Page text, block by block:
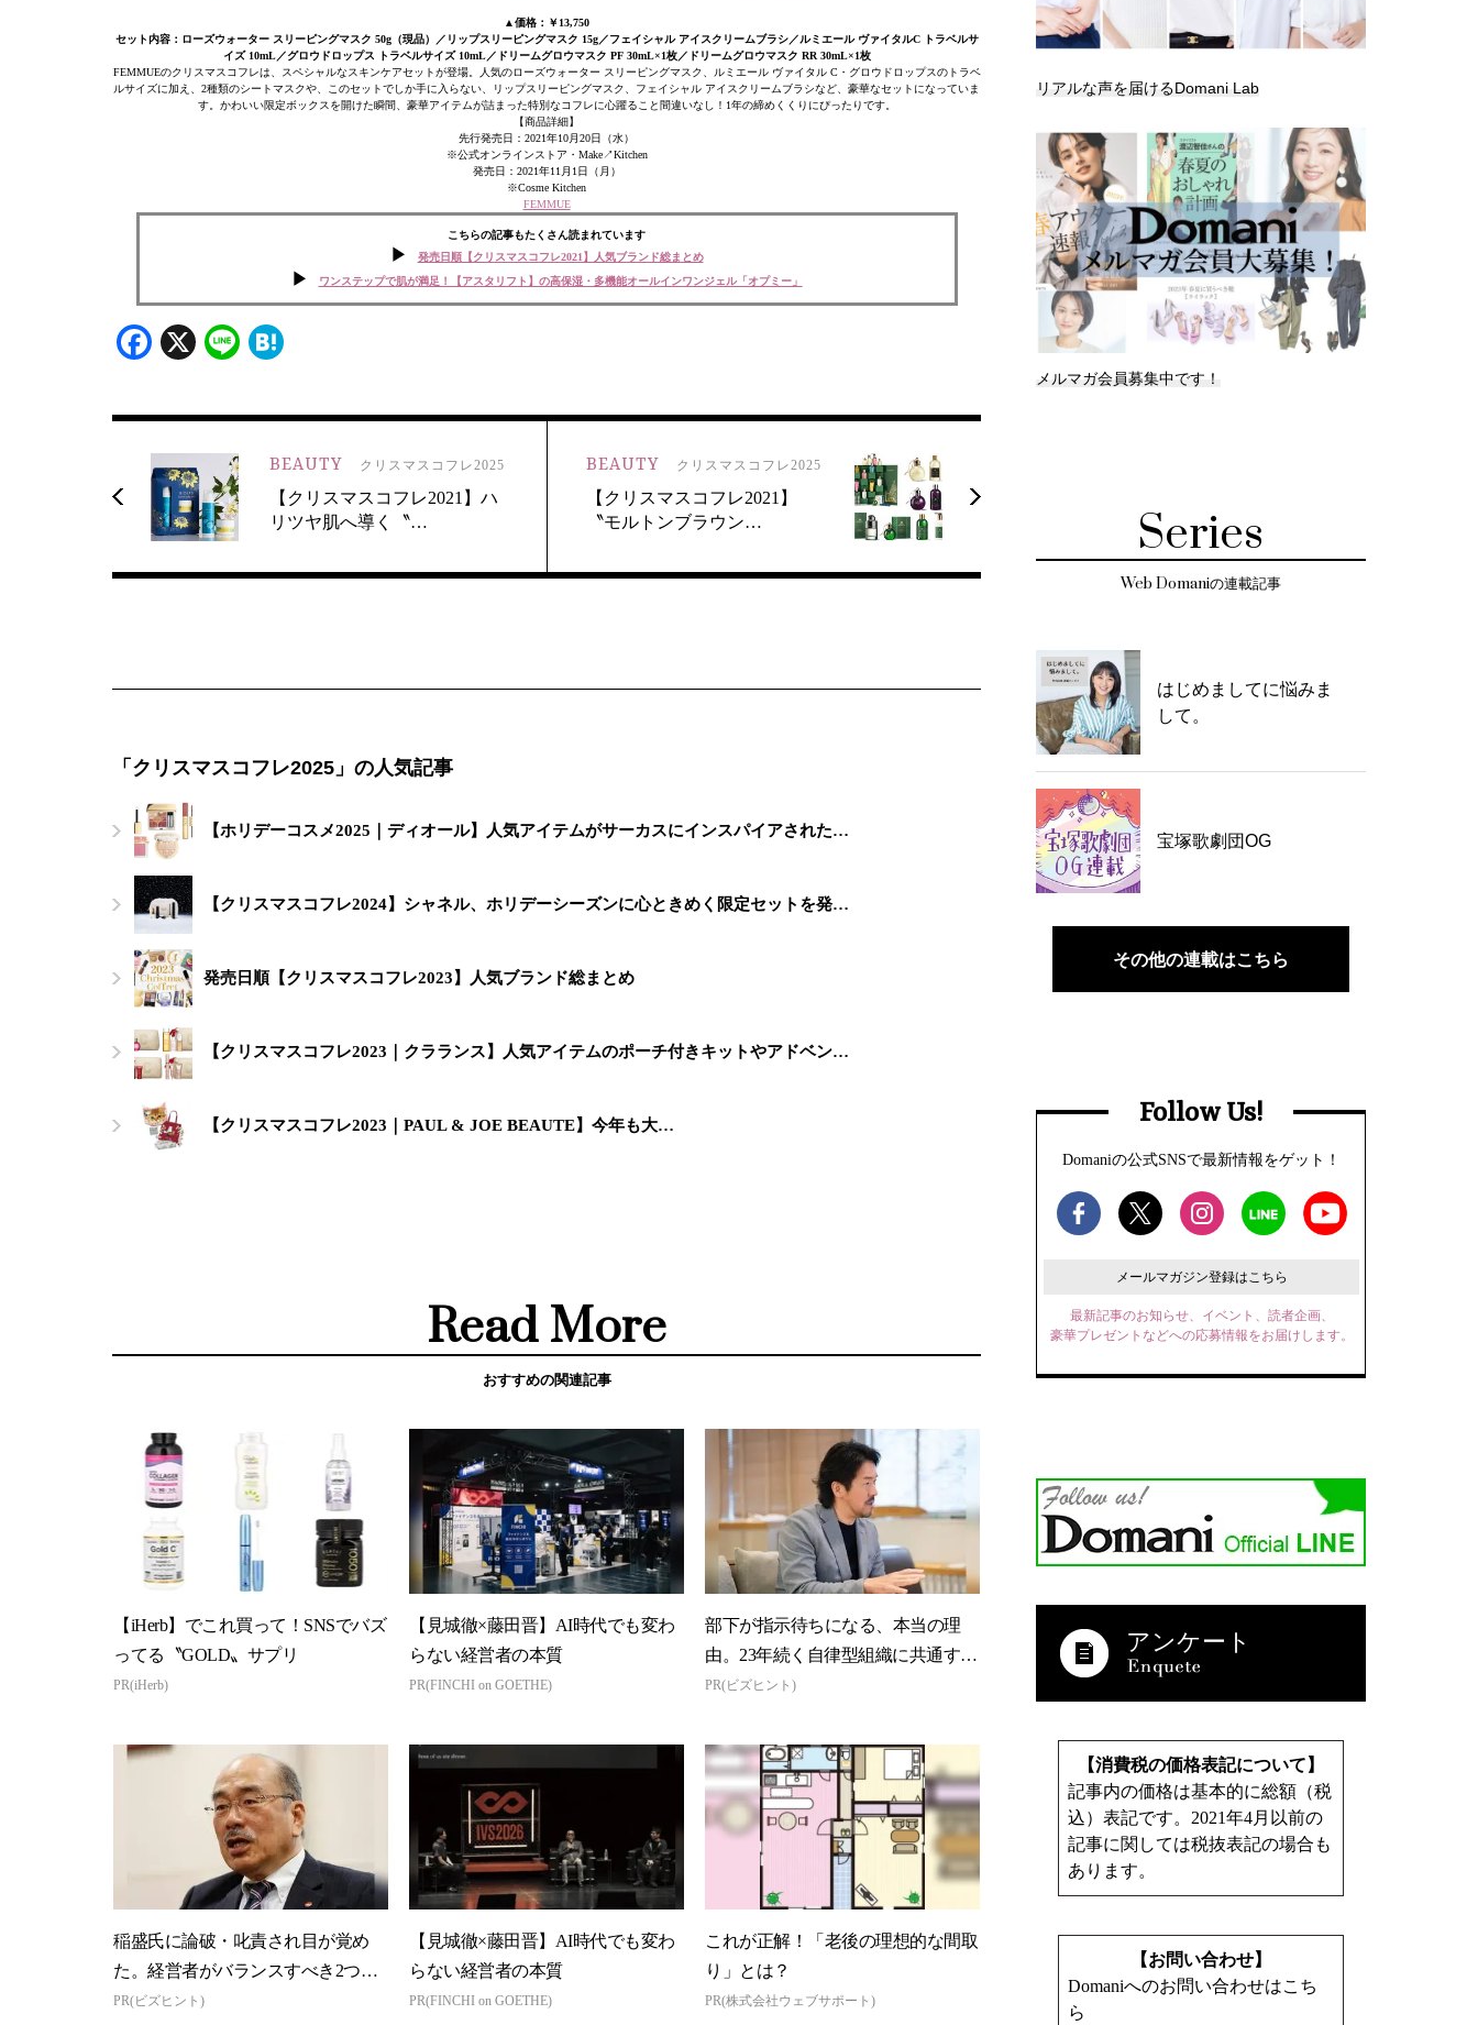
▲価格：￥13,750
セット内容：ローズウォーター スリーピングマスク 50g（現品）／リップスリーピングマスク 15g／フェイシャル アイスクリームブラシ／ルミエール ヴァイタルC トラベルサ
イズ 10mL／グロウドロップス トラベルサイズ 10mL／ドリームグロウマスク PF 30mL×1枚／ドリームグロウマスク RR 30mL×1枚
FEMMUEのクリスマスコフレは、スペシャルなスキンケアセットが登場。人気のローズウォーター スリーピングマスク、ルミエール ヴァイタル C・グロウドロップスのトラベ
ルサイズに加え、2種類のシートマスクや、このセットでしか手に入らない、リップスリーピングマスク、フェイシャル アイスクリームブラシなど、豪華なセットになっていま
す。かわいい限定ボックスを開けた瞬間、豪華アイテムが詰まった特別なコフレに心躍ること間違いなし！1年の締めくくりにぴったりです。
【商品詳細】
先行発売日：2021年10月20日（水）
※公式オンラインストア・Make↗︎Kitchen
発売日：2021年11月1日（月）
※Cosme Kitchen
FEMMUE
こちらの記事もたくさん読まれています
発売日順【クリスマスコフレ2021】人気ブランド総まとめ
ワンステップで肌が満足！【アスタリフト】の高保湿・多機能オールインワンジェル「オプミー」
Facebook
X Line
BEAUTY クリスマスコフレ2025
【クリスマスコフレ2021】ハ
リツヤ肌へ導く〝…
BEAUTY クリスマスコフレ2025
【クリスマスコフレ2021】
〝モルトンブラウン…
「クリスマスコフレ2025」の人気記事
【ホリデーコスメ2025｜ディオール】人気アイテムがサーカスにインスパイアされた…
【クリスマスコフレ2024】シャネル、ホリデーシーズンに心ときめく限定セットを発…
発売日順【クリスマスコフレ2023】人気ブランド総まとめ
【クリスマスコフレ2023｜クラランス】人気アイテムのポーチ付きキットやアドベン…
【クリスマスコフレ2023｜PAUL & JOE BEAUTE】今年も大…
Read More
おすすめの関連記事
【iHerb】でこれ買って！SNSでバズ
ってる〝GOLD〟サプリ
PR(iHerb)
【見城徹×藤田晋】AI時代でも変わ
らない経営者の本質
PR(FINCHI on GOETHE)
部下が指示待ちになる、本当の理
由。23年続く自律型組織に共通する
「3つの要素」
PR(ビズヒント)
稲盛氏に論破・叱責され目が覚め
た。経営者がバランスすべき2つの
背反
PR(ビズヒント)
【見城徹×藤田晋】AI時代でも変わ
らない経営者の本質
PR(FINCHI on GOETHE)
これが正解！「老後の理想的な間取
り」とは？
PR(株式会社ウェブサポート)
リアルな声を届けるDomani Lab
メルマガ会員募集中です！
Series
Web Domaniの連載記事
はじめましてに悩みま
して。
宝塚歌劇団OG
その他の連載はこちら
Follow Us!
Domaniの公式SNSで最新情報をゲット！
メールマガジン登録はこちら
最新記事のお知らせ、イベント、読者企画、
豪華プレゼントなどへの応募情報をお届けします。
アンケート
【消費税の価格表記について】
記事内の価格は基本的に総額（税
込）表記です。2021年4月以前の
記事に関しては税抜表記の場合も
あります。
【お問い合わせ】
Domaniへのお問い合わせはこち
ら